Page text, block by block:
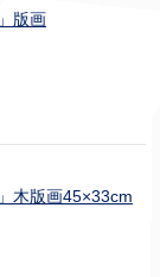
版画
木版画45×33cm